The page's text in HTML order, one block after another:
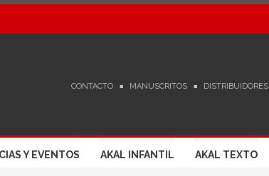
CONTACTO MANUSCRITOS DISTRIBUIDORES
Y EVENTOS AKAL INFANTIL AKAL TEXTO